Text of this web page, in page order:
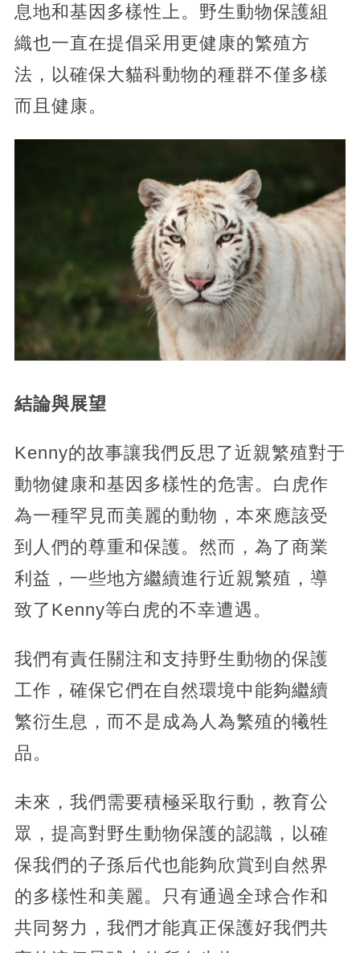
息地和基因多樣性上。野生動物保護組
織也一直在提倡采用更健康的繁殖方
法，以確保大貓科動物的種群不僅多樣
而且健康。
結論與展望
Kenny的故事讓我們反思了近親繁殖對于
動物健康和基因多樣性的危害。白虎作
為一種罕見而美麗的動物，本來應該受
到人們的尊重和保護。然而，為了商業
利益，一些地方繼續進行近親繁殖，導
致了Kenny等白虎的不幸遭遇。
我們有責任關注和支持野生動物的保護
工作，確保它們在自然環境中能夠繼續
繁衍生息，而不是成為人為繁殖的犧牲
品。
未來，我們需要積極采取行動，教育公
眾，提高對野生動物保護的認識，以確
保我們的子孫后代也能夠欣賞到自然界
的多樣性和美麗。只有通過全球合作和
共同努力，我們才能真正保護好我們共